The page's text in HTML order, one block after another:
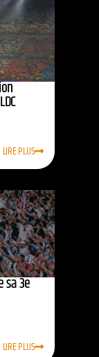
LIRE PLUS
sa 3e
LIRE PLUS